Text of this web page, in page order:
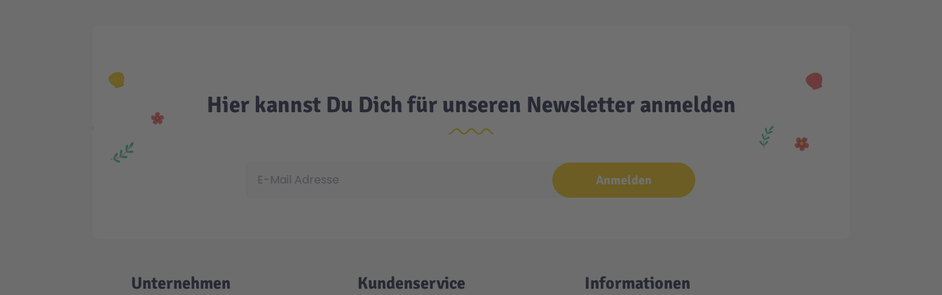
Hier kannst Du Dich für unseren Newsletter anmelden
Anmelden
Unternehmen Kundenservice Informationen